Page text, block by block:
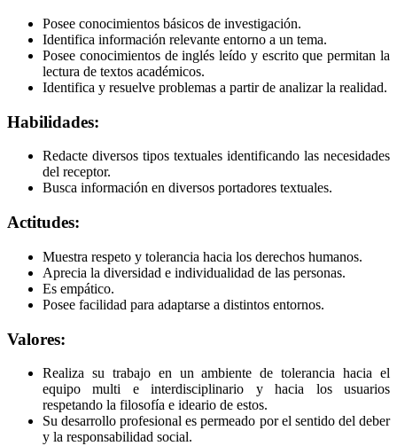
Posee conocimientos básicos de investigación.
Identifica información relevante entorno a un tema.
Posee conocimientos de inglés leído y escrito que permitan la
lectura de textos académicos.
Identifica y resuelve problemas a partir de analizar la realidad.
Habilidades:
Redacte diversos tipos textuales identificando las necesidades
del receptor.
Busca información en diversos portadores textuales.
Actitudes:
Muestra respeto y tolerancia hacia los derechos humanos.
Aprecia la diversidad e individualidad de las personas.
Es empático.
Posee facilidad para adaptarse a distintos entornos.
Valores:
Realiza su trabajo en un ambiente de tolerancia hacia el
equipo multi e interdisciplinario y hacia los usuarios
respetando la filosofía e ideario de estos.
Su desarrollo profesional es permeado por el sentido del deber
y la responsabilidad social.